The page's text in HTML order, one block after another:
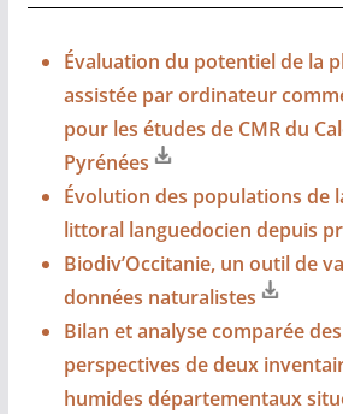
Évaluation du potentiel de la
assistée par ordinateur
pour les études de CMR du
Pyrénées
Évolution des populations de
littoral languedocien depuis
Biodiv’Occitanie, un outil de
données naturalistes
Bilan et analyse comparée
perspectives de deux
humides départementaux